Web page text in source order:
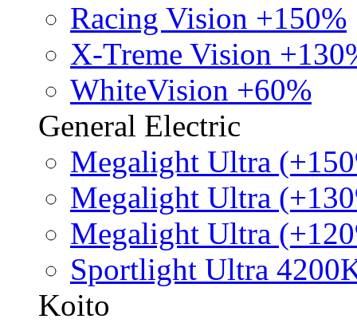
Racing Vision +150%
X-Treme Vision
WhiteVision +60%
General Electric
Megalight Ultra
Megalight Ultra
Megalight Ultra
Sportlight Ultra
Koito